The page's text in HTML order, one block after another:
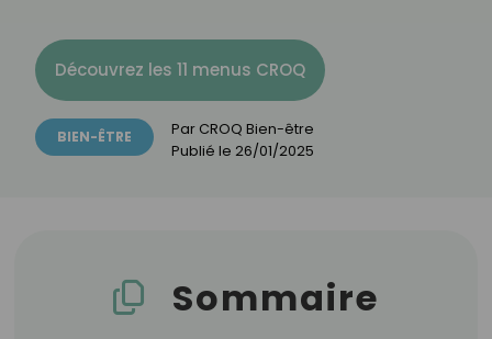
Découvrez les 11 menus CROQ
BIEN-ÊTRE Par CROQ Bien-être
Publié le 26/01/2025
Sommaire